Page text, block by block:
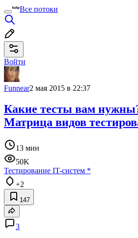
Все потоки
Войти
Funnear2 мая 2015 в 22:37
Какие тесты вам
Матрица видов
13 мин
50K
Тестирование IT-систем *
+2
147
3